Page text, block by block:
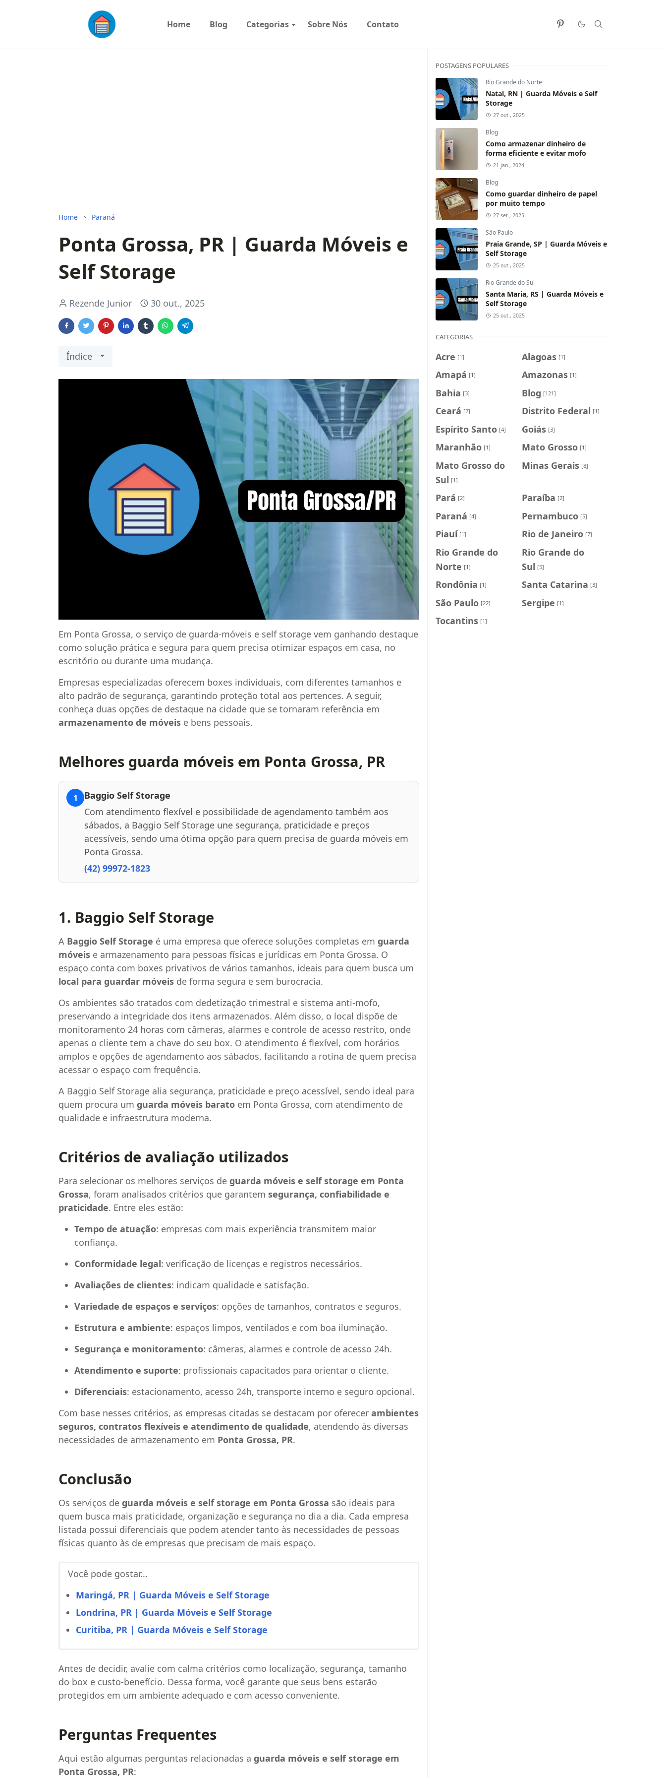
Home Blog Categorias Sobre Nós Contato
Home Paraná
Ponta Grossa, PR | Guarda Móveis e
Self Storage
Rezende Junior 30 out., 2025
Índice
Em Ponta Grossa, o serviço de guarda-móveis e self storage vem ganhando destaque
como solução prática e segura para quem precisa otimizar espaços em casa, no
escritório ou durante uma mudança.
Empresas especializadas oferecem boxes individuais, com diferentes tamanhos e
alto padrão de segurança, garantindo proteção total aos pertences. A seguir,
conheça duas opções de destaque na cidade que se tornaram referência em
armazenamento de móveis e bens pessoais.
Melhores guarda móveis em Ponta Grossa, PR
1
Baggio Self Storage
Com atendimento flexível e possibilidade de agendamento também aos
sábados, a Baggio Self Storage une segurança, praticidade e preços
acessíveis, sendo uma ótima opção para quem precisa de guarda móveis em
Ponta Grossa.
(42) 99972-1823
1. Baggio Self Storage
A Baggio Self Storage é uma empresa que oferece soluções completas em guarda
móveis e armazenamento para pessoas físicas e jurídicas em Ponta Grossa. O
espaço conta com boxes privativos de vários tamanhos, ideais para quem busca um
local para guardar móveis de forma segura e sem burocracia.
Os ambientes são tratados com dedetização trimestral e sistema anti-mofo,
preservando a integridade dos itens armazenados. Além disso, o local dispõe de
monitoramento 24 horas com câmeras, alarmes e controle de acesso restrito, onde
apenas o cliente tem a chave do seu box. O atendimento é flexível, com horários
amplos e opções de agendamento aos sábados, facilitando a rotina de quem precisa
acessar o espaço com frequência.
A Baggio Self Storage alia segurança, praticidade e preço acessível, sendo ideal para
quem procura um guarda móveis barato em Ponta Grossa, com atendimento de
qualidade e infraestrutura moderna.
Critérios de avaliação utilizados
Para selecionar os melhores serviços de guarda móveis e self storage em Ponta
Grossa, foram analisados critérios que garantem segurança, confiabilidade e
praticidade. Entre eles estão:
Tempo de atuação: empresas com mais experiência transmitem maior
confiança.
Conformidade legal: verificação de licenças e registros necessários.
Avaliações de clientes: indicam qualidade e satisfação.
Variedade de espaços e serviços: opções de tamanhos, contratos e seguros.
Estrutura e ambiente: espaços limpos, ventilados e com boa iluminação.
Segurança e monitoramento: câmeras, alarmes e controle de acesso 24h.
Atendimento e suporte: profissionais capacitados para orientar o cliente.
Diferenciais: estacionamento, acesso 24h, transporte interno e seguro opcional.
Com base nesses critérios, as empresas citadas se destacam por oferecer ambientes
seguros, contratos flexíveis e atendimento de qualidade, atendendo às diversas
necessidades de armazenamento em Ponta Grossa, PR.
Conclusão
Os serviços de guarda móveis e self storage em Ponta Grossa são ideais para
quem busca mais praticidade, organização e segurança no dia a dia. Cada empresa
listada possui diferenciais que podem atender tanto às necessidades de pessoas
físicas quanto às de empresas que precisam de mais espaço.
Você pode gostar...
Maringá, PR | Guarda Móveis e Self Storage
Londrina, PR | Guarda Móveis e Self Storage
Curitiba, PR | Guarda Móveis e Self Storage
Antes de decidir, avalie com calma critérios como localização, segurança, tamanho
do box e custo-benefício. Dessa forma, você garante que seus bens estarão
protegidos em um ambiente adequado e com acesso conveniente.
Perguntas Frequentes
Aqui estão algumas perguntas relacionadas a guarda móveis e self storage em
Ponta Grossa, PR:
POSTAGENS POPULARES
Rio Grande do Norte
Natal, RN | Guarda Móveis e Self
Storage
27 out., 2025
Blog
Como armazenar dinheiro de
forma eficiente e evitar mofo
21 jan., 2024
Blog
Como guardar dinheiro de papel
por muito tempo
27 set., 2025
São Paulo
Praia Grande, SP | Guarda Móveis e
Self Storage
25 out., 2025
Rio Grande do Sul
Santa Maria, RS | Guarda Móveis e
Self Storage
25 out., 2025
CATEGORIAS
Acre [1] Alagoas [1]
Amapá [1] Amazonas [1]
Bahia [3] Blog [121]
Ceará [2] Distrito Federal [1]
Espírito Santo [4] Goiás [3]
Maranhão [1] Mato Grosso [1]
Mato Grosso do
Sul [1]
Minas Gerais [8]
Pará [2] Paraíba [2]
Paraná [4] Pernambuco [5]
Piauí [1] Rio de Janeiro [7]
Rio Grande do
Norte [1]
Rio Grande do
Sul [5]
Rondônia [1] Santa Catarina [3]
São Paulo [22] Sergipe [1]
Tocantins [1]